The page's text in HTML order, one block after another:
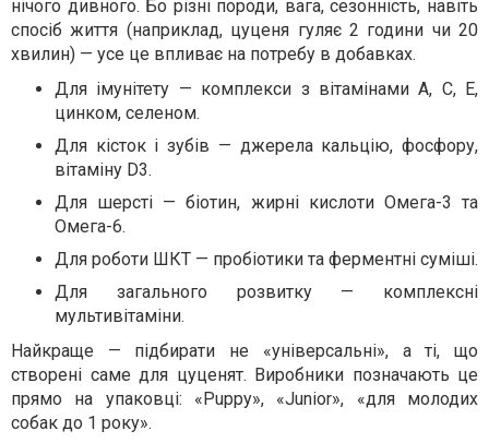
нічого дивного. Бо різні породи, вага, сезонність, навіть
спосіб життя (наприклад, цуценя гуляє 2 години чи 20
хвилин) — усе це впливає на потребу в добавках.
Для імунітету — комплекси з вітамінами А, С, Е,
цинком, селеном.
Для кісток і зубів — джерела кальцію, фосфору,
вітаміну D3.
Для шерсті — біотин, жирні кислоти Омега-3 та
Омега-6.
Для роботи ШКТ — пробіотики та ферментні суміші.
Для загального розвитку — комплексні
мультивітаміни.
Найкраще — підбирати не «універсальні», а ті, що
створені саме для цуценят. Виробники позначають це
прямо на упаковці: «Puppy», «Junior», «для молодих
собак до 1 року».